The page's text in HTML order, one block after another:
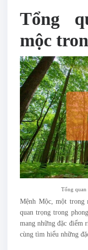
Tổng
mộc
Tổng quan
Mệnh Mộc, một trong
quan trọng trong
mang những đặc điểm
cùng tìm hiểu những